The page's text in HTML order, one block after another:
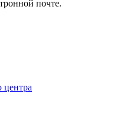
почте.
центра